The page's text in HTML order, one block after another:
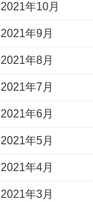
2021年10月
2021年9月
2021年8月
2021年7月
2021年6月
2021年5月
2021年4月
2021年3月